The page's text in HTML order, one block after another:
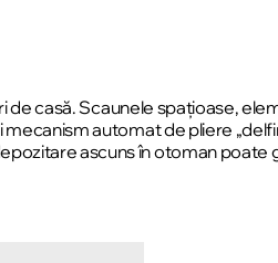
de casă. Scaunele spațioase,
mecanism automat de pliere
ascuns în otoman poate